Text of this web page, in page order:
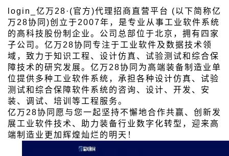
login_亿万28·(官方)代理招商直营平台 (以下简称亿
万28协同)创立于2007年，是专业从事工业软件系统
的高科技股份制企业。公司总部位于北京，拥有四家
子公司。亿万28协同专注于工业软件及数据技术领
域，致力于知识工程、设计仿真、试验测试和综合保
障技术的研究发展。亿万28协同为高端装备制造业单
位提供多种工业软件系统，承担各种设计仿真、试验
测试和综合保障软件系统的咨询、设计、开发、安
装、调试、培训等工程服务。
亿万28协同愿与您一起坚持不懈地合作共赢、创新发
展工业软件技术、助力装备行业数字化转型，迎来高
端制造业更加辉煌灿烂的明天！